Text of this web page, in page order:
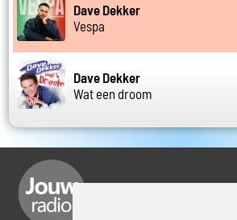
Dave Dekker
Vespa
Dave Dekker
Wat een droom